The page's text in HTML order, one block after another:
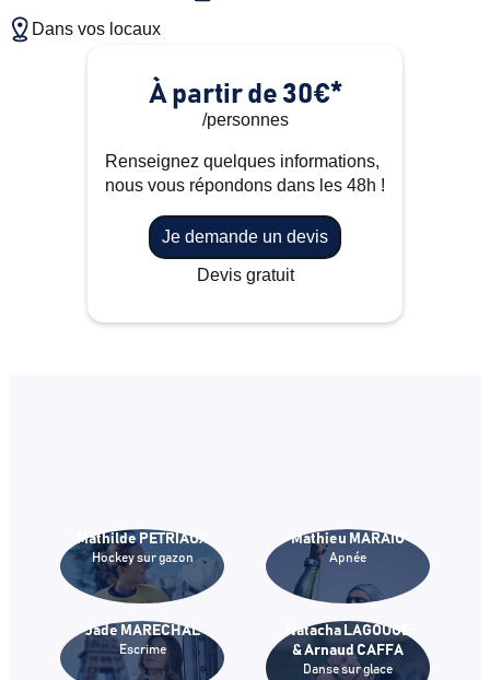
Dans vos locaux
À partir de 30€*
/personnes
Renseignez quelques informations,
nous vous répondons dans les 48h !
Je demande un devis
Devis gratuit
Mathilde PETRIAUX
Hockey sur gazon
Mathieu MARAIO
Apnée
Jade MARECHAL
Escrime
Natacha LAGOUGE
& Arnaud CAFFA
Danse sur glace